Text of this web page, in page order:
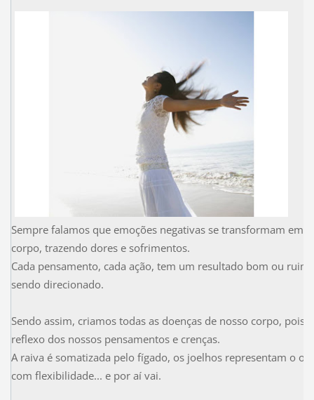
Sempre falamos que emoções negativas se transformam em
corpo, trazendo dores e sofrimentos.
Cada pensamento, cada ação, tem um resultado bom ou
sendo direcionado.
Sendo assim, criamos todas as doenças de nosso corpo, pois
reflexo dos nossos pensamentos e crenças.
A raiva é somatizada pelo fígado, os joelhos representam o
com flexibilidade... e por aí vai.